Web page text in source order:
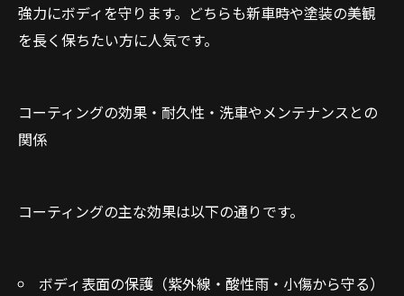
強力にボディを守ります。どちらも新車時や塗装の美観
を長く保ちたい方に人気です。
コーティングの効果・耐久性・洗車やメンテナンスとの
関係
コーティングの主な効果は以下の通りです。
ボディ表面の保護（紫外線・酸性雨・小傷から守る）